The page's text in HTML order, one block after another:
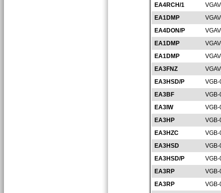
EA4RCH/1
EA1DMP
EA4DON/P
EA1DMP
EA1DMP
EA3FNZ
EA3HSD/P
VGB-
EA3BF
EA3IW
EA3HP
EA3HZC
EA3HSD
EA3HSD/P
EA3RP
EA3RP